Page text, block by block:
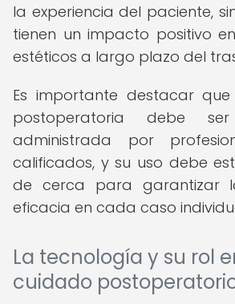
la experiencia del paciente,
tienen un impacto positivo
estéticos a largo plazo del
Es importante destacar
postoperatoria debe
administrada por
calificados, y su uso debe
de cerca para garantizar
eficacia en cada caso
La tecnología y su rol
cuidado